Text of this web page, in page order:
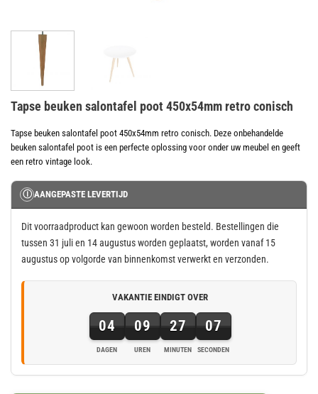
Tapse beuken salontafel poot 450x54mm retro conisch
Tapse beuken salontafel poot 450x54mm retro conisch. Deze onbehandelde
beuken salontafel poot is een perfecte oplossing voor onder uw meubel en geeft
een retro vintage look.
Ⓘ AANGEPASTE LEVERTIJD
Dit voorraadproduct kan gewoon worden besteld. Bestellingen die
tussen 31 juli en 14 augustus worden geplaatst, worden vanaf 15
augustus op volgorde van binnenkomst verwerkt en verzonden.
VAKANTIE EINDIGT OVER
04
DAGEN
09
UREN
27
MINUTEN
06
SECONDEN
4
dagen,